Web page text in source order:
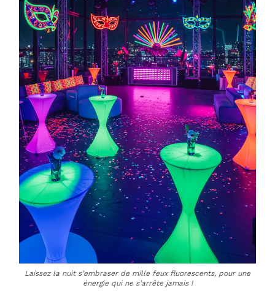
Laissez la nuit s’embraser de mille feux fluorescents, pour une
énergie qui ne s’arrête jamais !